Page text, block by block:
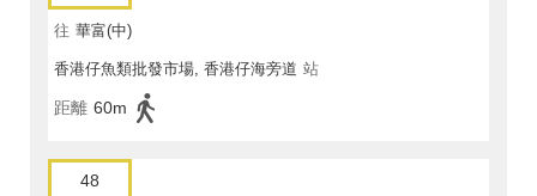
往 華富(中)
香港仔魚類批發市場, 香港仔海旁道 站
距離 60m
48